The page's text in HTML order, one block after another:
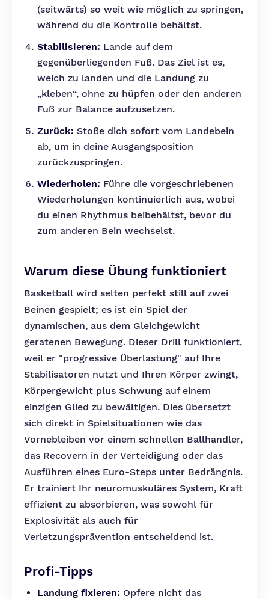
(seitwärts) so weit wie möglich zu springen,
während du die Kontrolle behältst.
Stabilisieren: Lande auf dem
gegenüberliegenden Fuß. Das Ziel ist es,
weich zu landen und die Landung zu
„kleben“, ohne zu hüpfen oder den anderen
Fuß zur Balance aufzusetzen.
Zurück: Stoße dich sofort vom Landebein
ab, um in deine Ausgangsposition
zurückzuspringen.
Wiederholen: Führe die vorgeschriebenen
Wiederholungen kontinuierlich aus, wobei
du einen Rhythmus beibehältst, bevor du
zum anderen Bein wechselst.
Warum diese Übung funktioniert
Basketball wird selten perfekt still auf zwei
Beinen gespielt; es ist ein Spiel der
dynamischen, aus dem Gleichgewicht
geratenen Bewegung. Dieser Drill funktioniert,
weil er "progressive Überlastung" auf Ihre
Stabilisatoren nutzt und Ihren Körper zwingt,
Körpergewicht plus Schwung auf einem
einzigen Glied zu bewältigen. Dies übersetzt
sich direkt in Spielsituationen wie das
Vornebleiben vor einem schnellen Ballhandler,
das Recovern in der Verteidigung oder das
Ausführen eines Euro-Steps unter Bedrängnis.
Er trainiert Ihr neuromuskuläres System, Kraft
effizient zu absorbieren, was sowohl für
Explosivität als auch für
Verletzungsprävention entscheidend ist.
Profi-Tipps
Landung fixieren: Opfere nicht das